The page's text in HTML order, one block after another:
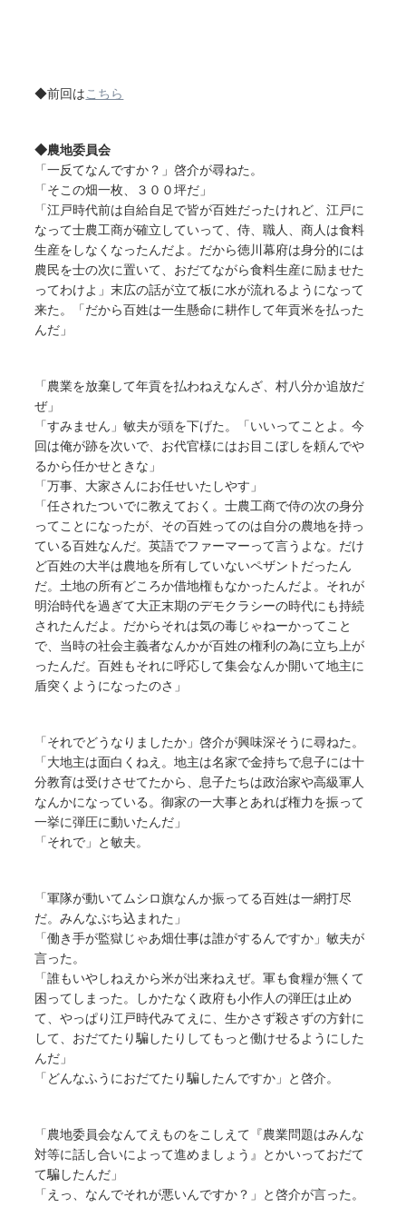
◆前回はこちら
◆農地委員会
「一反てなんですか？」啓介が尋ねた。
「そこの畑一枚、３００坪だ」
「江戸時代前は自給自足で皆が百姓だったけれど、江戸に
なって士農工商が確立していって、侍、職人、商人は食料
生産をしなくなったんだよ。だから徳川幕府は身分的には
農民を士の次に置いて、おだてながら食料生産に励ませた
ってわけよ」末広の話が立て板に水が流れるようになって
来た。「だから百姓は一生懸命に耕作して年貢米を払った
んだ」
「農業を放棄して年貢を払わねえなんざ、村八分か追放だ
ぜ」
「すみません」敏夫が頭を下げた。「いいってことよ。今
回は俺が跡を次いで、お代官様にはお目こぼしを頼んでや
るから任かせときな」
「万事、大家さんにお任せいたしやす」
「任されたついでに教えておく。士農工商で侍の次の身分
ってことになったが、その百姓ってのは自分の農地を持っ
ている百姓なんだ。英語でファーマーって言うよな。だけ
ど百姓の大半は農地を所有していないペザントだったん
だ。土地の所有どころか借地権もなかったんだよ。それが
明治時代を過ぎて大正末期のデモクラシーの時代にも持続
されたんだよ。だからそれは気の毒じゃねーかってこと
で、当時の社会主義者なんかが百姓の権利の為に立ち上が
ったんだ。百姓もそれに呼応して集会なんか開いて地主に
盾突くようになったのさ」
「それでどうなりましたか」啓介が興味深そうに尋ねた。
「大地主は面白くねえ。地主は名家で金持ちで息子には十
分教育は受けさせてたから、息子たちは政治家や高級軍人
なんかになっている。御家の一大事とあれば権力を振って
一挙に弾圧に動いたんだ」
「それで」と敏夫。
「軍隊が動いてムシロ旗なんか振ってる百姓は一網打尽
だ。みんなぶち込まれた」
「働き手が監獄じゃあ畑仕事は誰がするんですか」敏夫が
言った。
「誰もいやしねえから米が出来ねえぜ。軍も食糧が無くて
困ってしまった。しかたなく政府も小作人の弾圧は止め
て、やっぱり江戸時代みてえに、生かさず殺さずの方針に
して、おだてたり騙したりしてもっと働けせるようにした
んだ」
「どんなふうにおだてたり騙したんですか」と啓介。
「農地委員会なんてえものをこしえて『農業問題はみんな
対等に話し合いによって進めましょう』とかいっておだて
て騙したんだ」
「えっ、なんでそれが悪いんですか？」と啓介が言った。